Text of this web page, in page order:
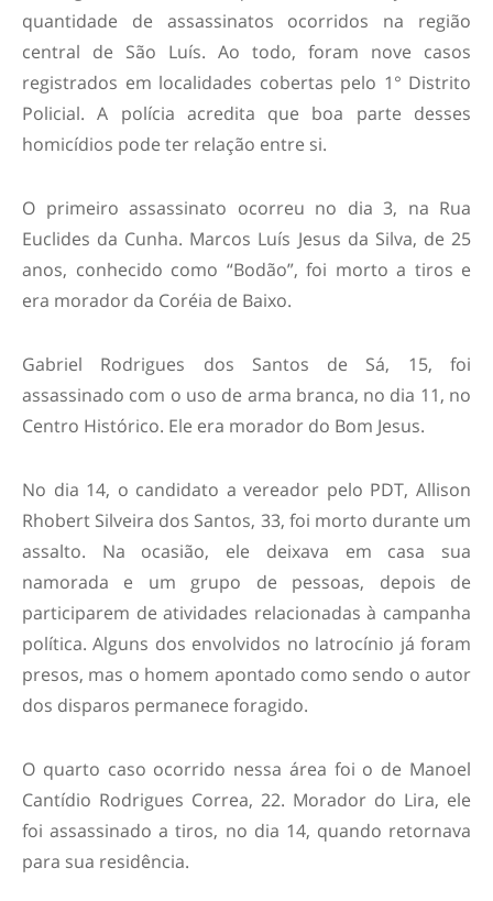
quantidade de assassinatos ocorridos na região
central de São Luís. Ao todo, foram nove casos
registrados em localidades cobertas pelo 1° Distrito
Policial. A polícia acredita que boa parte desses
homicídios pode ter relação entre si.
O primeiro assassinato ocorreu no dia 3, na Rua
Euclides da Cunha. Marcos Luís Jesus da Silva, de 25
anos, conhecido como “Bodão”, foi morto a tiros e
era morador da Coréia de Baixo.
Gabriel Rodrigues dos Santos de Sá, 15, foi
assassinado com o uso de arma branca, no dia 11, no
Centro Histórico. Ele era morador do Bom Jesus.
No dia 14, o candidato a vereador pelo PDT, Allison
Rhobert Silveira dos Santos, 33, foi morto durante um
assalto. Na ocasião, ele deixava em casa sua
namorada e um grupo de pessoas, depois de
participarem de atividades relacionadas à campanha
política. Alguns dos envolvidos no latrocínio já foram
presos, mas o homem apontado como sendo o autor
dos disparos permanece foragido.
O quarto caso ocorrido nessa área foi o de Manoel
Cantídio Rodrigues Correa, 22. Morador do Lira, ele
foi assassinado a tiros, no dia 14, quando retornava
para sua residência.